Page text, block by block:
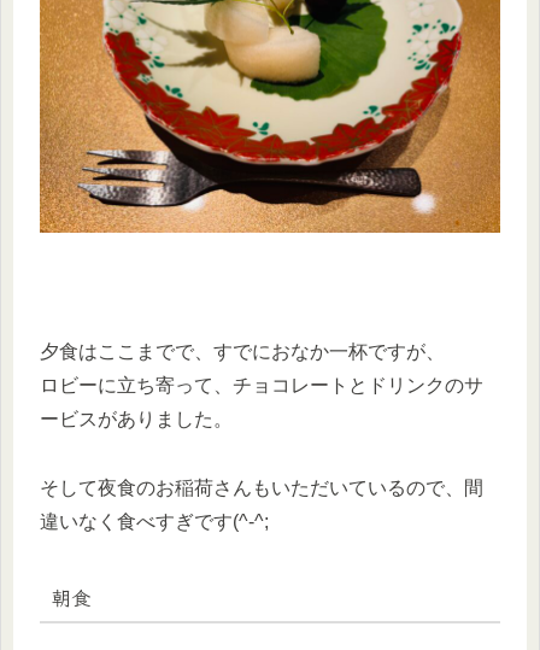
夕食はここまでで、すでにおなか一杯ですが、
ロビーに立ち寄って、チョコレートとドリンクのサ
ービスがありました。
そして夜食のお稲荷さんもいただいているので、間
違いなく食べすぎです(^-^;
朝食